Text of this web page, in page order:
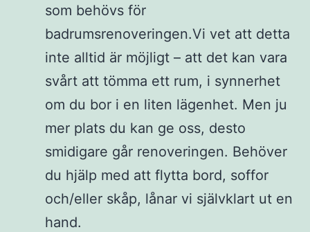
som behövs för
badrumsrenoveringen.Vi vet att detta
inte alltid är möjligt – att det kan vara
svårt att tömma ett rum, i synnerhet
om du bor i en liten lägenhet. Men ju
mer plats du kan ge oss, desto
smidigare går renoveringen. Behöver
du hjälp med att flytta bord, soffor
och/eller skåp, lånar vi självklart ut en
hand.